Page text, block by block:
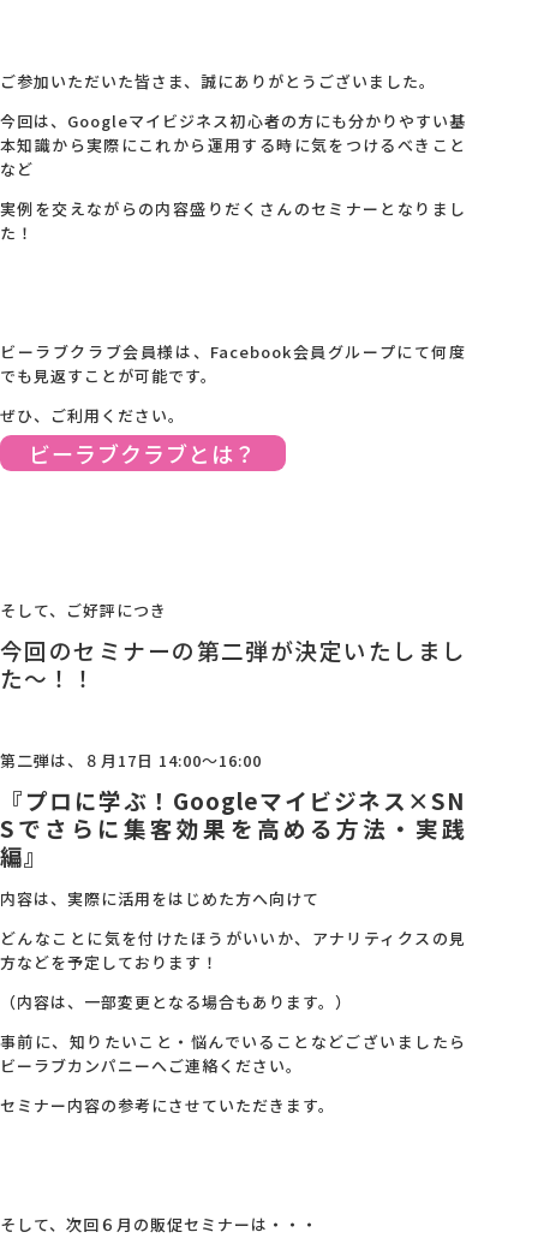
ご参加いただいた皆さま、誠にありがとうございました。
今回は、Googleマイビジネス初心者の方にも分かりやすい基
本知識から実際にこれから運用する時に気をつけるべきこと
など
実例を交えながらの内容盛りだくさんのセミナーとなりまし
た！
ビーラブクラブ会員様は、Facebook会員グループにて何度
でも見返すことが可能です。
ぜひ、ご利用ください。
ビーラブクラブとは？
そして、ご好評につき
今回のセミナーの第二弾が決定いたしまし
た～！！
第二弾は、８月17日 14:00～16:00
『プロに学ぶ！Googleマイビジネス×SN
Sでさらに集客効果を高める方法・実践
編』
内容は、実際に活用をはじめた方へ向けて
どんなことに気を付けたほうがいいか、アナリティクスの見
方などを予定しております！
（内容は、一部変更となる場合もあります。）
事前に、知りたいこと・悩んでいることなどございましたら
ビーラブカンパニーへご連絡ください。
セミナー内容の参考にさせていただきます。
そして、次回６月の販促セミナーは・・・